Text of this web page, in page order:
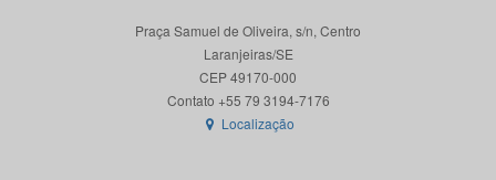
Praça Samuel de Oliveira, s/n, Centro
Laranjeiras/SE
CEP 49170-000
Localização